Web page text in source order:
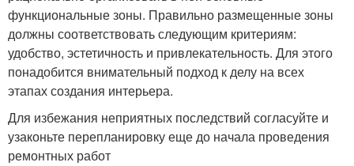
функциональные зоны. Правильно размещенные зоны
должны соответствовать следующим критериям:
удобство, эстетичность и привлекательность. Для этого
понадобится внимательный подход к делу на всех
этапах создания интерьера.
Для избежания неприятных последствий согласуйте и
узаконьте перепланировку еще до начала проведения
ремонтных работ